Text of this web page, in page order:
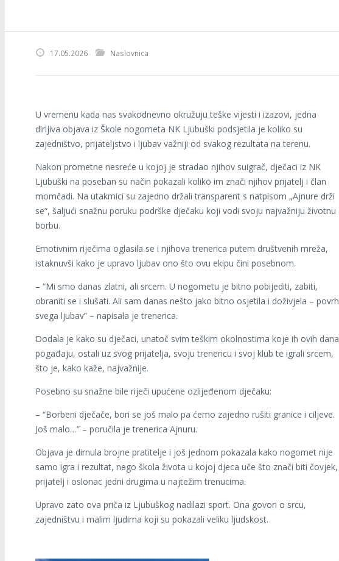
17.05.2026 Naslovnica
U vremenu kada nas svakodnevno okružuju teške vijesti i izazovi, jedna
dirljiva objava iz Škole nogometa NK Ljubuški podsjetila je koliko su
zajedništvo, prijateljstvo i ljubav važniji od svakog rezultata na terenu.
Nakon prometne nesreće u kojoj je stradao njihov suigrač, dječaci iz NK
Ljubuški na poseban su način pokazali koliko im znači njihov prijatelj i član
momčadi. Na utakmici su zajedno držali transparent s natpisom „Ajnure drži
se“, šaljući snažnu poruku podrške dječaku koji vodi svoju najvažniju životnu
borbu.
Emotivnim riječima oglasila se i njihova trenerica putem društvenih mreža,
istaknuvši kako je upravo ljubav ono što ovu ekipu čini posebnom.
– “Mi smo danas zlatni, ali srcem. U nogometu je bitno pobijediti, zabiti,
obraniti se i slušati. Ali sam danas nešto jako bitno osjetila i doživjela – povrh
svega ljubav” – napisala je trenerica.
Dodala je kako su dječaci, unatoč svim teškim okolnostima koje ih ovih dana
pogađaju, ostali uz svog prijatelja, svoju trenericu i svoj klub te igrali srcem,
što je, kako kaže, najvažnije.
Posebno su snažne bile riječi upućene ozlijeđenom dječaku:
– “Borbeni dječače, bori se još malo pa ćemo zajedno rušiti granice i ciljeve.
Još malo…” – poručila je trenerica Ajnuru.
Objava je dirnula brojne pratitelje i još jednom pokazala kako nogomet nije
samo igra i rezultat, nego škola života u kojoj djeca uče što znači biti čovjek,
prijatelj i oslonac jedni drugima u najtežim trenucima.
Upravo zato ova priča iz Ljubuškog nadilazi sport. Ona govori o srcu,
zajedništvu i malim ljudima koji su pokazali veliku ljudskost.